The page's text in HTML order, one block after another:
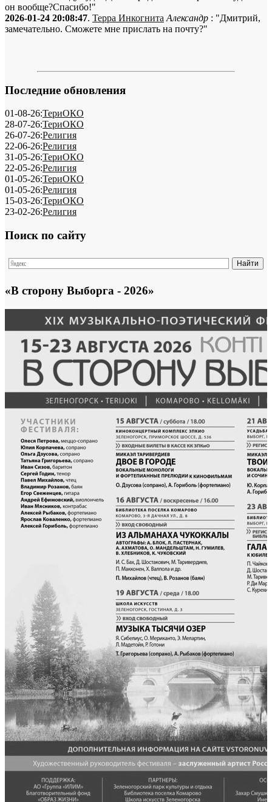
он вообще?Спасибо!"
2026-01-24 20:08:47. Терра Инкогнита Александр : "Дмитрий,
замечательно. Сможете мне прислать на почту?"
Последние обновления
01-08-26:ТериОКО
28-07-26:ТериОКО
26-07-26:Религия
22-06-26:Религия
31-05-26:ТериОКО
22-05-26:Религия
01-05-26:ТериОКО
01-05-26:Религия
15-03-26:ТериОКО
23-02-26:Религия
Поиск по сайту
«В сторону Выборга - 2026»